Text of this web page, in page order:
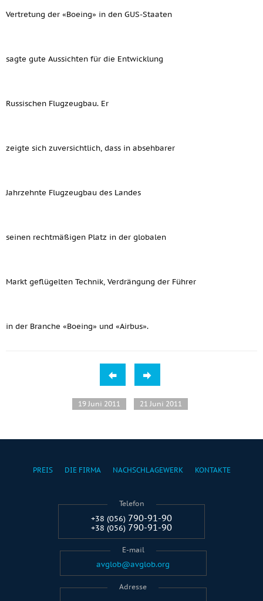
Vertretung der «Boeing» in den GUS-Staaten
sagte gute Aussichten für die Entwicklung
Russischen Flugzeugbau. Er
zeigte sich zuversichtlich, dass in absehbarer
Jahrzehnte Flugzeugbau des Landes
seinen rechtmäßigen Platz in der globalen
Markt geflügelten Technik, Verdrängung der Führer
in der Branche «Boeing» und «Airbus».
19 Juni 2011 21 Juni 2011
PREIS DIE FIRMA NACHSCHLAGEWERK KONTAKTE
Telefon
+38 (056) 790-91-90
+38 (056) 790-91-90
E-mail
avglob@avglob.org
Adresse